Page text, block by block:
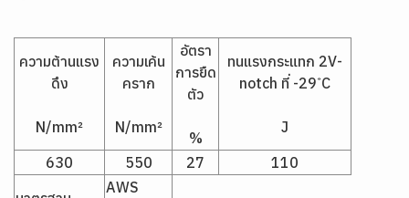
ความต้านแรง
ดึง
N/mm²
ความเค้น
คราก
N/mm²
อัตรา
การยืด
ตัว
%
ทนแรงกระแทก 2V-
notch ที่ -29 ํC
J
630
550 27
110
AWS